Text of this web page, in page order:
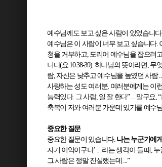
예수님께도 보고 싶은 사람이 있었습니다
예수님은 이 사람이 너무 보고 싶습니다.
청을 거부하고, 도리어 예수님을 잡으려
니다(요 10:38-39). 하나님의 뜻이라면, 무
람, 자신은 낮추고 예수님을 높였던 사람
사랑하는 성도 여러분, 여러분에게는 이
능력있다. 그 사람, 일 잘 한다” ... 말구요, “
축복이 저와 여러분 가운데 있기를 예수
중요한 질문
중요한 질문이 있습니다. 나는 누군가에
자기 이익이구나’ ... 라는 생각이 들 때 , 누
그 사람은 정말 진실했는데 ...”